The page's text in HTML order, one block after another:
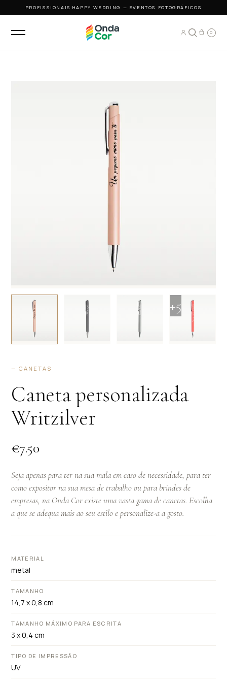
PROFISSIONAIS ·HAPPY WEDDING — EVENTOS FOTOGRÁFICOS
0
+5
— CANETAS
Caneta personalizada
Writzilver
€7.50
Seja apenas para ter na sua mala em caso de necessidade, para ter
como expositor na sua mesa de trabalho ou para brindes de
empresas, na Onda Cor existe uma vasta gama de canetas. Escolha
a que se adequa mais ao seu estilo e personalize-a a gosto.
MATERIAL
metal
TAMANHO
14,7 x 0,8 cm
TAMANHO MÁXIMO PARA ESCRITA
3 x 0,4 cm
TIPO DE IMPRESSÃO
UV